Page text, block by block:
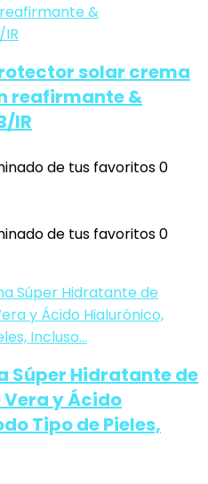
solar crema
reafirmante &
IR
de tus favoritos0
de tus favoritos0
Súper Hidratante de
Vera y Ácido
Tipo de Pieles,